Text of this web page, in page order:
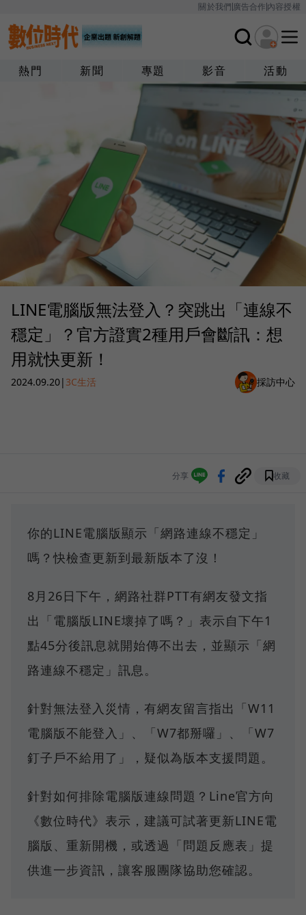
關於我們廣告合作內容授權
熱門 新聞 專題 影音 活動
LINE電腦版無法登入？突跳出「連線不
穩定」？官方證實2種用戶會斷訊：想
用就快更新！
2024.09.20| 3C生活 採訪中心
分享 收藏
你的LINE電腦版顯示「網路連線不穩定」
嗎？快檢查更新到最新版本了沒！
8月26日下午，網路社群PTT有網友發文指
出「電腦版LINE壞掉了嗎？」表示自下午1
點45分後訊息就開始傳不出去，並顯示「網
路連線不穩定」訊息。
針對無法登入災情，有網友留言指出「W11
電腦版不能登入」、「W7都掰囉」、「W7
釘子戶不給用了」，疑似為版本支援問題。
針對如何排除電腦版連線問題？Line官方向
《數位時代》表示，建議可試著更新LINE電
腦版、重新開機，或透過「問題反應表」提
供進一步資訊，讓客服團隊協助您確認。